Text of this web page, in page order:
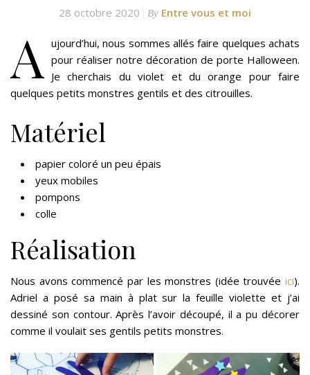
28 octobre 2020 By Entre vous et moi
A ujourd’hui, nous sommes allés faire quelques achats
pour réaliser notre décoration de porte Halloween.
Je cherchais du violet et du orange pour faire
quelques petits monstres gentils et des citrouilles.
Matériel
papier coloré un peu épais
yeux mobiles
pompons
colle
Réalisation
Nous avons commencé par les monstres (idée trouvée ici).
Adriel a posé sa main à plat sur la feuille violette et j’ai
dessiné son contour. Après l’avoir découpé, il a pu décorer
comme il voulait ses gentils petits monstres.